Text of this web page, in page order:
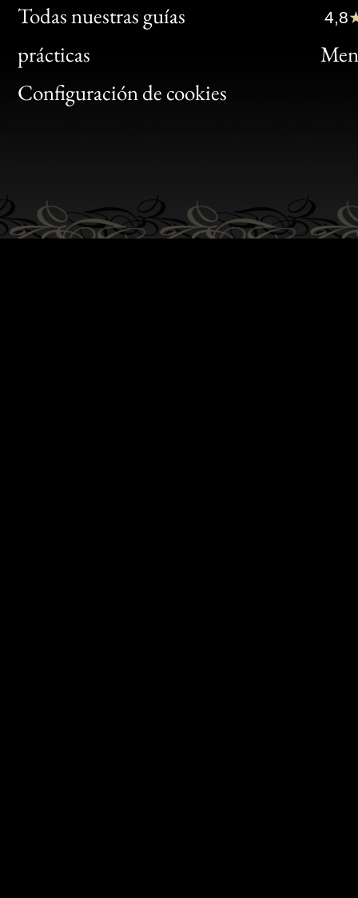
Todas nuestras guías
prácticas
Configuración de cookies
Clic
Bon
4,8